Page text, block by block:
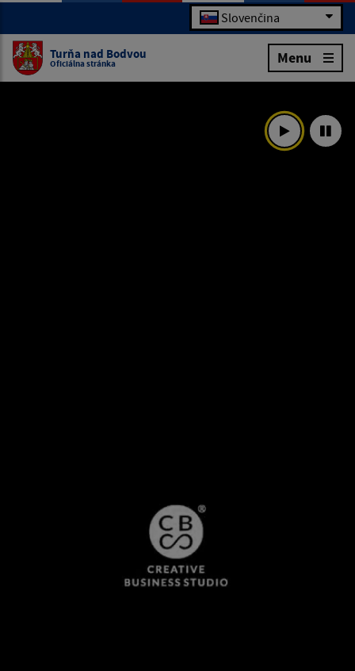
Slovenčina
Turňa nad Bodvou
Oficiálna stránka Menu